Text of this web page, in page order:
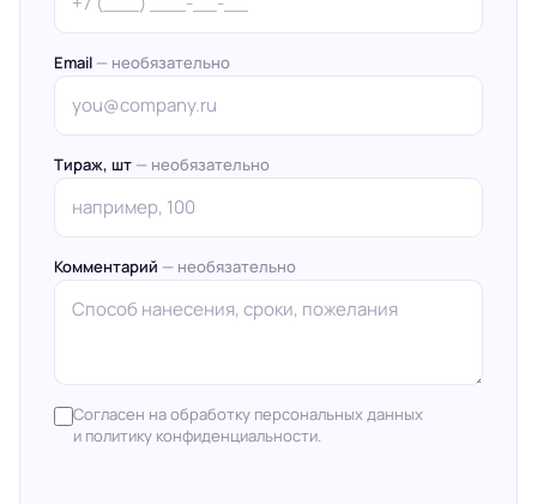
Email — необязательно
Тираж, шт — необязательно
Комментарий — необязательно
Согласен на обработку персональных данных
и политику конфиденциальности.